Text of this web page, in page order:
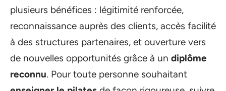
plusieurs bénéfices : légitimité renforcée,
reconnaissance auprès des clients, accès facilité
à des structures partenaires, et ouverture vers
de nouvelles opportunités grâce à un diplôme
reconnu. Pour toute personne souhaitant